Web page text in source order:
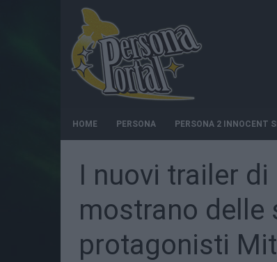
HOME PERSONA PERSONA 2 INNOCENT
I nuovi trailer di
mostrano delle
protagonisti